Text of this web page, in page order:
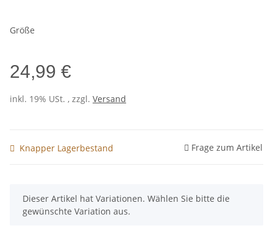
Größe
24,99 €
inkl. 19% USt. , zzgl. Versand
Knapper Lagerbestand Frage zum Artikel
x
Dieser Artikel hat Variationen. Wählen Sie bitte die
gewünschte Variation aus.